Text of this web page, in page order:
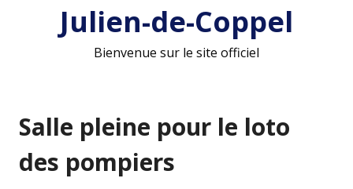
Julien-de-Coppel
Bienvenue sur le site officiel
Salle pleine pour le loto
des pompiers